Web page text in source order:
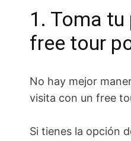
1. Toma
free tour
No hay mejor
visita con un free
Si tienes la opción